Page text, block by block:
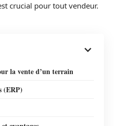
crucial pour tout vendeur.
la vente d’un terrain
(ERP)